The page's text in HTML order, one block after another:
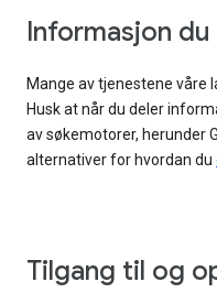
Informasjon
Mange av tjenestene våre
Husk at når du deler
av søkemotorer, herunder
alternativer for hvordan du
Tilgang til og